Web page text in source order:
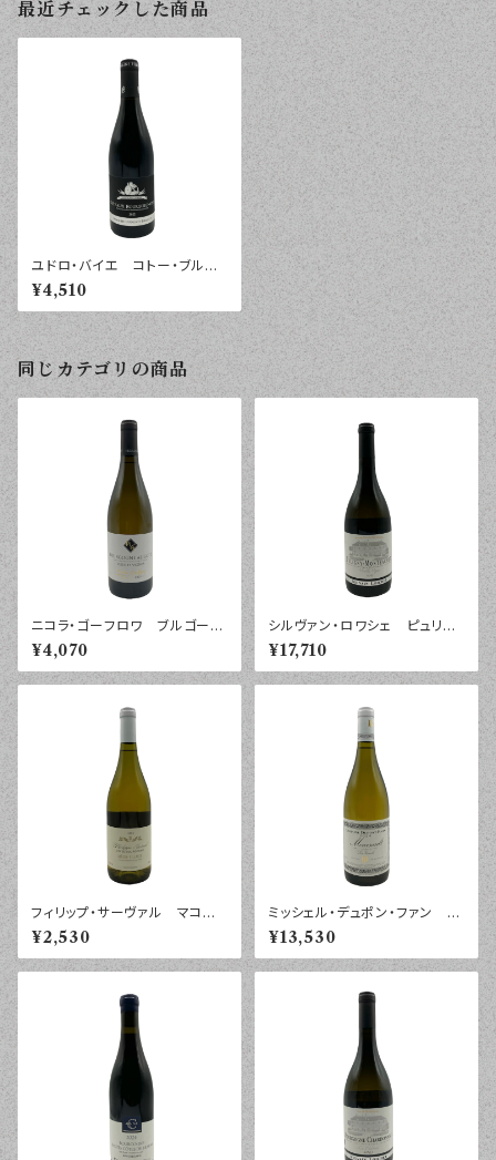
最近チェックした商品
ユドロ・バイエ コトー・ブルギ
ニヨン ルージュ レ・ブラッ
ク・チェアーズ ２０２２年 ７５
０ｍｌ
¥4,510
同じカテゴリの商品
ニコラ・ゴーフロワ ブルゴーニ
ュ アリゴテ ヴィエイユ・ヴィ
ーニュ ２０２３年 ７５０ｍｌ
¥4,070
シルヴァン・ロワシェ ピュリニ
ー・モンラッシェ ２０２３年 ７
５０ｍｌ
¥17,710
フィリップ・サーヴァル マコン・
ヴィラージュ ２０２４年 ７５０
ｍｌ
¥2,530
ミッシェル・デュポン・ファン ム
ルソー レ・ヴィルウイユ ２０
２４年 ７５０ｍｌ
¥13,530